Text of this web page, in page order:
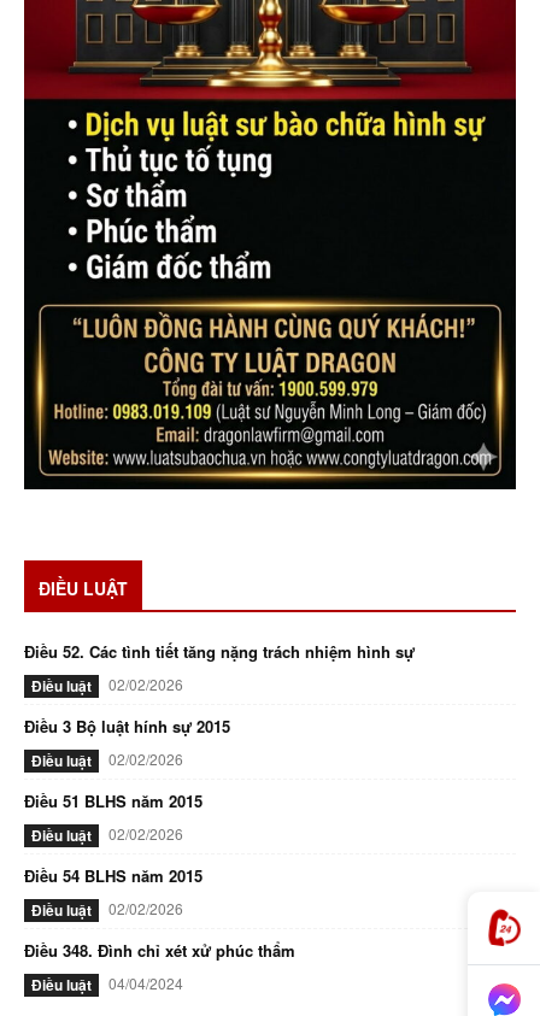
ĐIỀU LUẬT
Điều 52. Các tình tiết tăng nặng trách nhiệm hình sự
Điều luật 02/02/2026
Điều 3 Bộ luật hính sự 2015
Điều luật 02/02/2026
Điều 51 BLHS năm 2015
Điều luật 02/02/2026
Điều 54 BLHS năm 2015
Điều luật 02/02/2026
Điều 348. Đình chỉ xét xử phúc thẩm
Điều luật 04/04/2024